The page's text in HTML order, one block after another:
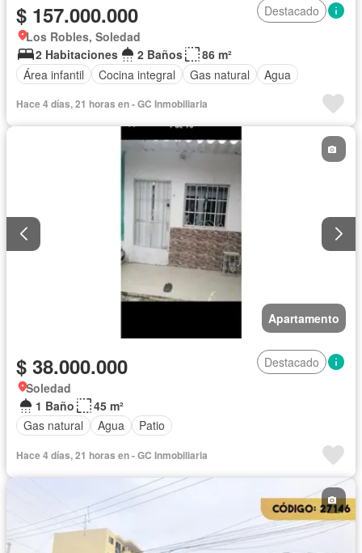
$ 157.000.000
Destacado
Los Robles, Soledad
2 Habitaciones
2 Baños
86 m²
Área infantil
Cocina integral Gas natural Agua
Hace 4 días, 21 horas en - GC Inmobiliaria
Apartamento
$ 38.000.000
Destacado
Soledad
1 Baño
45 m²
Gas natural
Agua Patio
Hace 4 días, 21 horas en - GC Inmobiliaria